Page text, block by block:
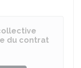
du contrat